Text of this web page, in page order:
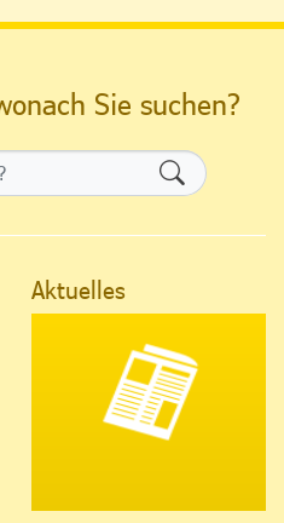
Sie suchen?
Aktuelles